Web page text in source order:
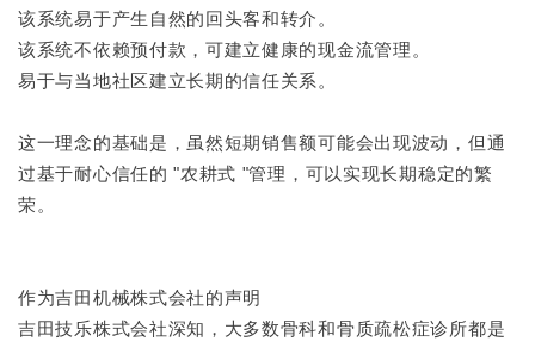
该系统易于产生自然的回头客和转介。
该系统不依赖预付款，可建立健康的现金流管理。
易于与当地社区建立长期的信任关系。
这一理念的基础是，虽然短期销售额可能会出现波动，但通
过基于耐心信任的 "农耕式 "管理，可以实现长期稳定的繁
荣。
作为吉田机械株式会社的声明
吉田技乐株式会社深知，大多数骨科和骨质疏松症诊所都是